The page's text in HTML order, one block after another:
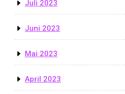
Juli 2023
Juni 2023
Mai 2023
April 2023